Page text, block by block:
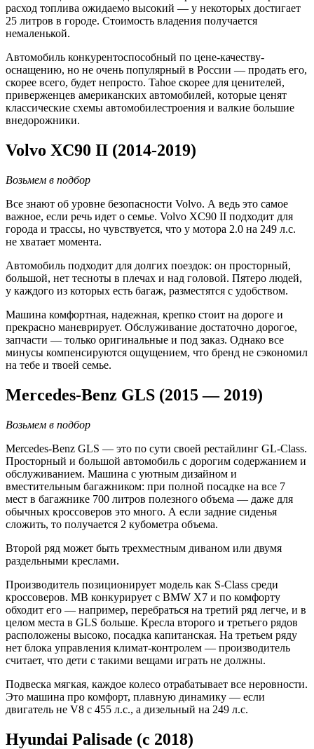
расход топлива ожидаемо высокий — у некоторых достигает
25 литров в городе. Стоимость владения получается
немаленькой.
Автомобиль конкурентоспособный по цене-качеству-
оснащению, но не очень популярный в России — продать его,
скорее всего, будет непросто. Tahoe скорее для ценителей,
приверженцев американских автомобилей, которые ценят
классические схемы автомобилестроения и валкие большие
внедорожники.
Volvo XC90 II (2014-2019)
Возьмем в подбор
Все знают об уровне безопасности Volvo. А ведь это самое
важное, если речь идет о семье. Volvo XC90 II подходит для
города и трассы, но чувствуется, что у мотора 2.0 на 249 л.с.
не хватает момента.
Автомобиль подходит для долгих поездок: он просторный,
большой, нет тесноты в плечах и над головой. Пятеро людей,
у каждого из которых есть багаж, разместятся с удобством.
Машина комфортная, надежная, крепко стоит на дороге и
прекрасно маневрирует. Обслуживание достаточно дорогое,
запчасти — только оригинальные и под заказ. Однако все
минусы компенсируются ощущением, что бренд не сэкономил
на тебе и твоей семье.
Mercedes-Benz GLS (2015 — 2019)
Возьмем в подбор
Mercedes-Benz GLS — это по сути своей рестайлинг GL-Class.
Просторный и большой автомобиль с дорогим содержанием и
обслуживанием. Машина с уютным дизайном и
вместительным багажником: при полной посадке на все 7
мест в багажнике 700 литров полезного объема — даже для
обычных кроссоверов это много. А если задние сиденья
сложить, то получается 2 кубометра объема.
Второй ряд может быть трехместным диваном или двумя
раздельными креслами.
Производитель позиционирует модель как S-Class среди
кроссоверов. MB конкурирует с BMW X7 и по комфорту
обходит его — например, перебраться на третий ряд легче, и в
целом места в GLS больше. Кресла второго и третьего рядов
расположены высоко, посадка капитанская. На третьем ряду
нет блока управления климат-контролем — производитель
считает, что дети с такими вещами играть не должны.
Подвеска мягкая, каждое колесо отрабатывает все неровности.
Это машина про комфорт, плавную динамику — если
двигатель не V8 с 455 л.с., а дизельный на 249 л.с.
Hyundai Palisade (c 2018)